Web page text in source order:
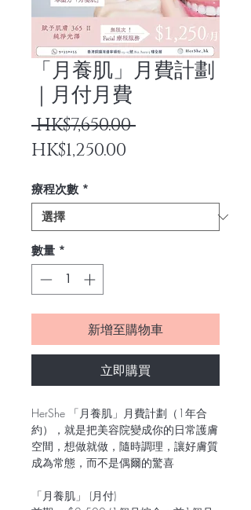
「月養肌」月費計劃
｜月付月費
HK$7,650.00 一
格
HK$1,250.00
價
格
療程次數 *
數量 *
新增至購物車
立即購買
HerShe 「月養肌」月費計劃（1年合
約），就是把美容院變成你的日常護膚
空間，想做就做，隨時調理，讓好膚質
成為常態，而不是偶爾的驚喜
「月養肌」 (月付)